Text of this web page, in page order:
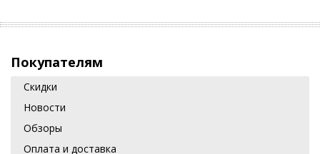
Покупателям
Скидки
Новости
Обзоры
Оплата и доставка